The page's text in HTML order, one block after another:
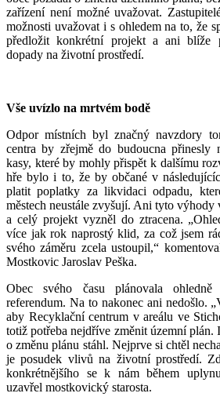
zařízení není možné uvažovat.
možnosti uvažovat i s ohledem na to, že
předložit konkrétní projekt a ani blíže
dopady na životní prostředí.
Vše uvízlo na mrtvém bodě
Odpor místních byl značný navzdory
centra by zřejmě do budoucna přinesly
kasy, které by mohly přispět k dalšímu
hře bylo i to, že by občané v
platit poplatky za likvidaci odpadu,
městech neustále zvyšují. Ani tyto výhody
a celý projekt vyzněl do ztracena.
více jak rok naprostý klid, za což jsem
svého záměru zcela ustoupil,“
Mostkovic Jaroslav Peška.
Obec svého času plánovala ohledně
referendum. Na to nakonec ani nedošlo.
aby Recyklační centrum v areálu ve
totiž potřeba nejdříve změnit územní plán.
o změnu plánu stáhl. Nejprve si chtěl
je posudek vlivů na životní prostředí.
konkrétnějšího se k nám během
uzavřel mostkovický starosta.